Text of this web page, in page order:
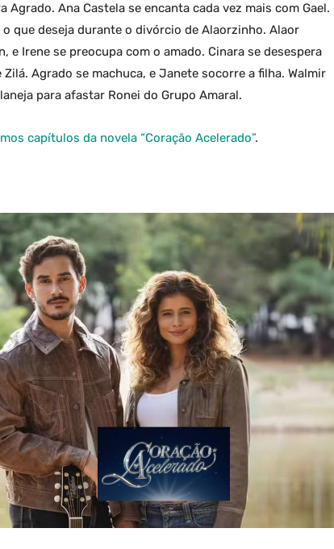
Agrado. Ana Castela se encanta cada vez mais com Gael.
que deseja durante o divórcio de Alaorzinho. Alaor
e Irene se preocupa com o amado. Cinara se desespera
Agrado se machuca, e Janete socorre a filha. Walmir
para afastar Ronei do Grupo Amaral.
capítulos da novela “Coração Acelerado”.